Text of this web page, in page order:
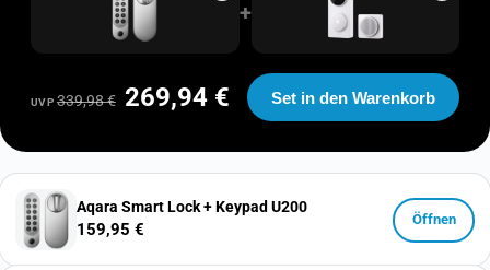
+
UVP 339,98 € 269,94 € Set in den Warenkorb
Aqara Smart Lock + Keypad U200
159,95 €
Öffnen